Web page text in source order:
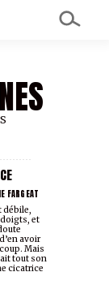
FARGEAT
débile,
et
avoir
Mais
tout son
cicatrice